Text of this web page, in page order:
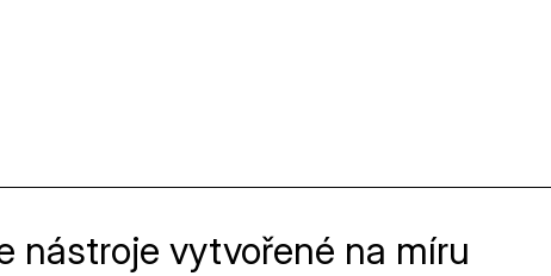
nástroje vytvořené na míru